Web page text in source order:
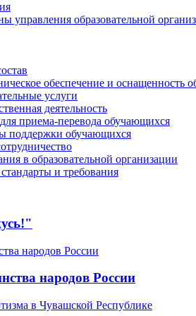
управления образовательной
обеспечение и оснащенность
услуги
деятельность
приема-перевода обучающихся
поддержки обучающихся
в образовательной организации
и требования
народов России